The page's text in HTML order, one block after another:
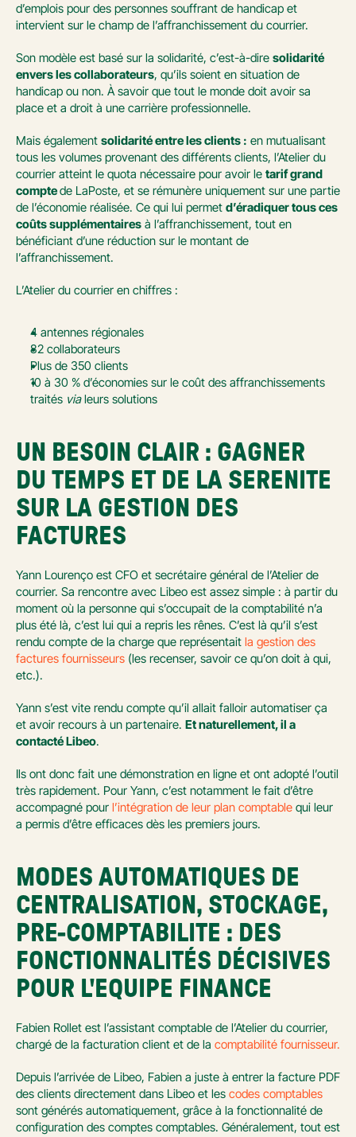
d’emplois pour des personnes souffrant de handicap et
intervient sur le champ de l’affranchissement du courrier.
Son modèle est basé sur la solidarité, c’est-à-dire solidarité
envers les collaborateurs, qu’ils soient en situation de
handicap ou non. À savoir que tout le monde doit avoir sa
place et a droit à une carrière professionnelle.
Mais également solidarité entre les clients : en mutualisant
tous les volumes provenant des différents clients, l’Atelier du
courrier atteint le quota nécessaire pour avoir le tarif grand
compte de LaPoste, et se rémunère uniquement sur une partie
de l’économie réalisée. Ce qui lui permet d’éradiquer tous ces
coûts supplémentaires à l’affranchissement, tout en
bénéficiant d’une réduction sur le montant de
l’affranchissement.
L’Atelier du courrier en chiffres :
4 antennes régionales
82 collaborateurs
Plus de 350 clients
10 à 30 % d’économies sur le coût des affranchissements
traités via leurs solutions
UN BESOIN CLAIR : GAGNER
DU TEMPS ET DE LA SERENITE
SUR LA GESTION DES
FACTURES
Yann Lourenço est CFO et secrétaire général de l’Atelier de
courrier. Sa rencontre avec Libeo est assez simple : à partir du
moment où la personne qui s’occupait de la comptabilité n’a
plus été là, c’est lui qui a repris les rênes. C’est là qu’il s’est
rendu compte de la charge que représentait la gestion des
factures fournisseurs (les recenser, savoir ce qu’on doit à qui,
etc.).
Yann s’est vite rendu compte qu’il allait falloir automatiser ça
et avoir recours à un partenaire. Et naturellement, il a
contacté Libeo.
Ils ont donc fait une démonstration en ligne et ont adopté l’outil
très rapidement. Pour Yann, c’est notamment le fait d’être
accompagné pour l’intégration de leur plan comptable qui leur
a permis d’être efficaces dès les premiers jours.
MODES AUTOMATIQUES DE
CENTRALISATION, STOCKAGE,
PRE-COMPTABILITE : DES
FONCTIONNALITÉS DÉCISIVES
POUR L'EQUIPE FINANCE
Fabien Rollet est l’assistant comptable de l’Atelier du courrier,
chargé de la facturation client et de la comptabilité fournisseur.
Depuis l’arrivée de Libeo, Fabien a juste à entrer la facture PDF
des clients directement dans Libeo et les codes comptables
sont générés automatiquement, grâce à la fonctionnalité de
configuration des comptes comptables. Généralement, tout est